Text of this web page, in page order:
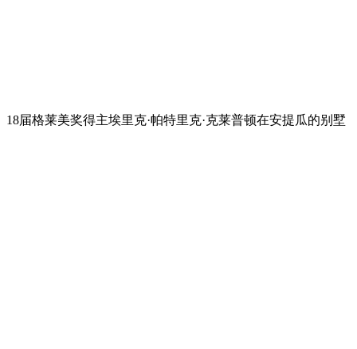
18届格莱美奖得主埃里克·帕特里克·克莱普顿在安提瓜的别墅